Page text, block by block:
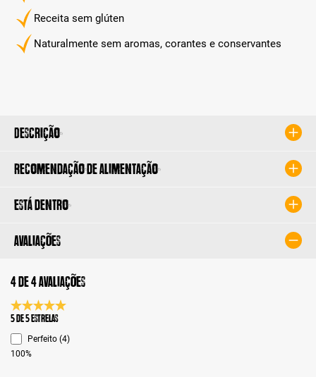
Receita sem glúten
Naturalmente sem aromas, corantes e conservantes
Descrição
Recomendação de alimentação
Está dentro
Avaliações
4 de 4 avaliações
Classificação média de 5 de 5 estrelas
5 de 5 Estrelas
Perfeito (4)
100%